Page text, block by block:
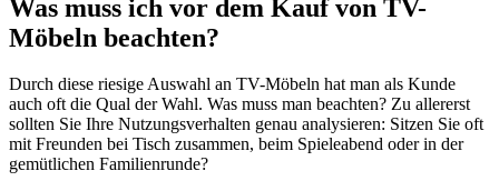
Was muss ich vor dem Kauf von TV-
Möbeln beachten?
Durch diese riesige Auswahl an TV-Möbeln hat man als Kunde
auch oft die Qual der Wahl. Was muss man beachten? Zu allererst
sollten Sie Ihre Nutzungsverhalten genau analysieren: Sitzen Sie oft
mit Freunden bei Tisch zusammen, beim Spieleabend oder in der
gemütlichen Familienrunde?